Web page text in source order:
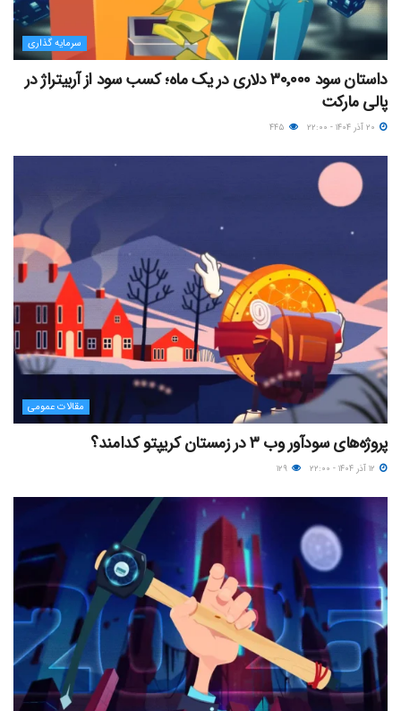
سرمایه گذاری
داستان سود ۳۰٬۰۰۰ دلاری در یک ماه؛ کسب سود از آربیتراژ در
پالی مارکت
مقالات عمومی
پروژه‌های سودآور وب ۳ در زمستان کریپتو کدامند؟